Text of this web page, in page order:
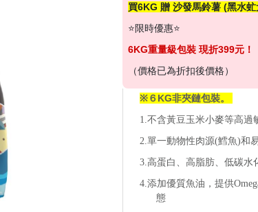
買6KG 贈 沙發馬鈴薯 (黑水
⭐限時優惠⭐
6KG重量級包裝 現折399元！
（價格已為折扣後價格）
※６KG非夾鏈包裝。
1.不含黃豆玉米小麥等高過
2.單一動物性肉源(鱈魚)和
3.高蛋白、高脂肪、低碳水
4.添加優質魚油，提供
態